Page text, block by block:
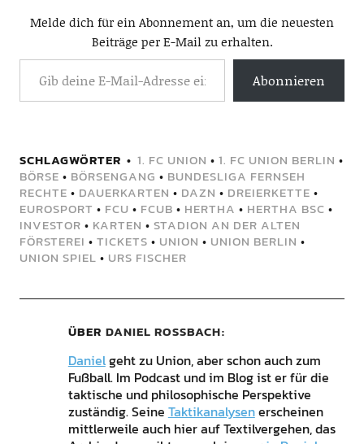
Melde dich für ein Abonnement an, um die neuesten
Beiträge per E-Mail zu erhalten.
Abonnieren
SCHLAGWÖRTER 1. FC UNION • 1. FC UNION BERLIN •
BÖRSE • BÖRSENGANG • BUNDESLIGA FERNSEH
RECHTE • DAUERKARTEN • DAZN • DREIERKETTE •
EUROSPORT • FCU • FCUB • HERTHA • HERTHA BSC •
INVESTOR • KARTEN • STADION AN DER ALTEN
FÖRSTEREI • TICKETS • UNION • UNION BERLIN •
UNION SPIEL • URS FISCHER
ÜBER DANIEL ROSSBACH
Danielgeht zu Union, aber schon auch zum
Fußball. Im Podcast und im Blog ist er für die
taktische und philosophische Perspektive
zuständig. Seine Taktikanalysenerscheinen
mittlerweile auch hier auf Textilvergehen, das